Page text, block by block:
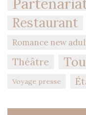
Restaurant
Romance new
Théâtre
Voyage presse